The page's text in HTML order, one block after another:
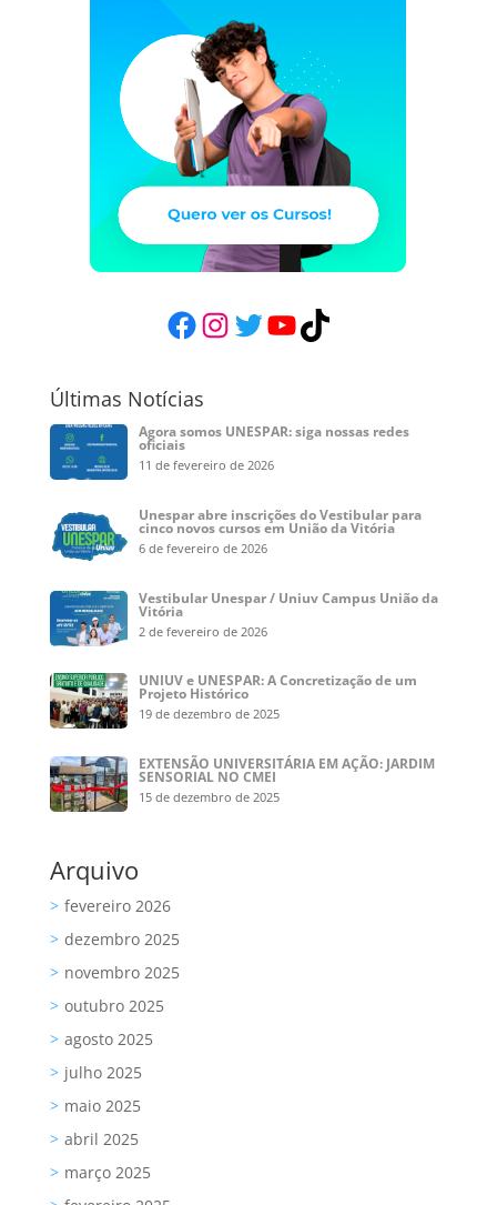
Facebook
Instagram
Twitter
YouTube
TikTok
Últimas Notícias
Agora somos UNESPAR: siga nossas redes
oficiais
11 de fevereiro de 2026
Unespar abre inscrições do Vestibular para
cinco novos cursos em União da Vitória
6 de fevereiro de 2026
Vestibular Unespar / Uniuv Campus União da
Vitória
2 de fevereiro de 2026
UNIUV e UNESPAR: A Concretização de um
Projeto Histórico
19 de dezembro de 2025
EXTENSÃO UNIVERSITÁRIA EM AÇÃO: JARDIM
SENSORIAL NO CMEI
15 de dezembro de 2025
Arquivo
fevereiro 2026
dezembro 2025
novembro 2025
outubro 2025
agosto 2025
julho 2025
maio 2025
abril 2025
março 2025